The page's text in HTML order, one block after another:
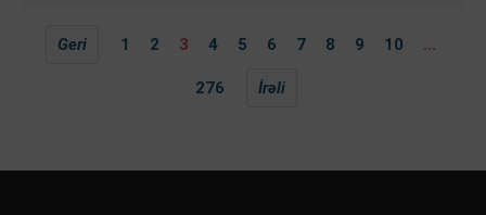
Geri 1 2 3 4 5 6 7 8 9 10 ...
276 İrəli